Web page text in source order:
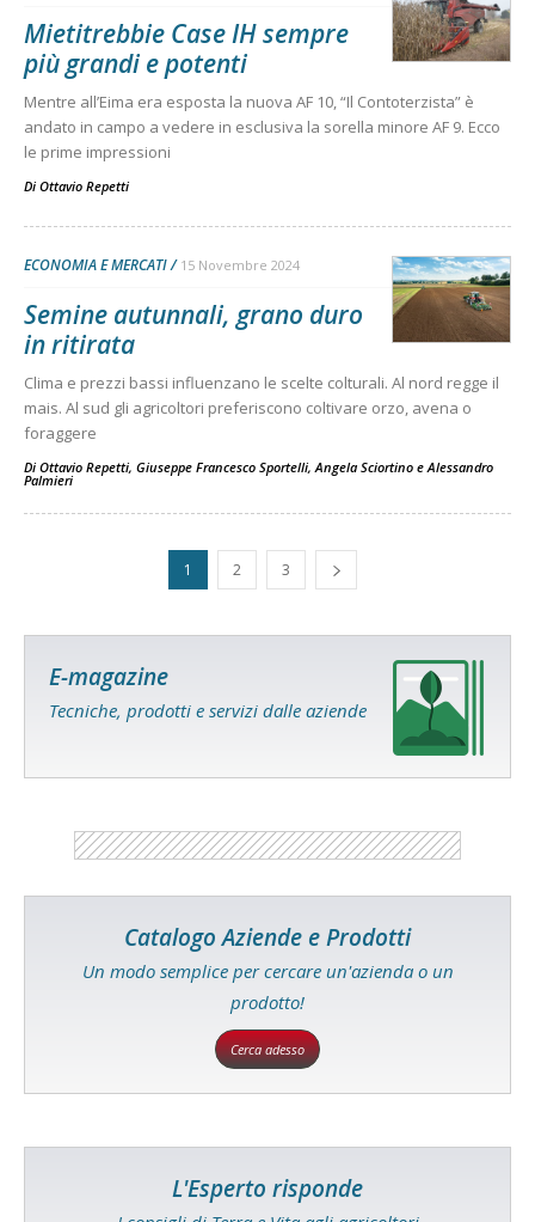
Mietitrebbie Case IH sempre
più grandi e potenti
Mentre all’Eima era esposta la nuova AF 10, “Il Contoterzista” è
andato in campo a vedere in esclusiva la sorella minore AF 9. Ecco
le prime impressioni
Di Ottavio Repetti
ECONOMIA E MERCATI 15 Novembre 2024
Semine autunnali, grano duro
in ritirata
Clima e prezzi bassi influenzano le scelte colturali. Al nord regge il
mais. Al sud gli agricoltori preferiscono coltivare orzo, avena o
foraggere
Di Ottavio Repetti, Giuseppe Francesco Sportelli,Angela Sciortino eAlessandro
Palmieri
1 2 3
E-magazine
Tecniche, prodotti e servizi dalle aziende
Catalogo Aziende e Prodotti
Un modo semplice per cercare un'azienda o un
prodotto!
Cerca adesso
L'Esperto risponde